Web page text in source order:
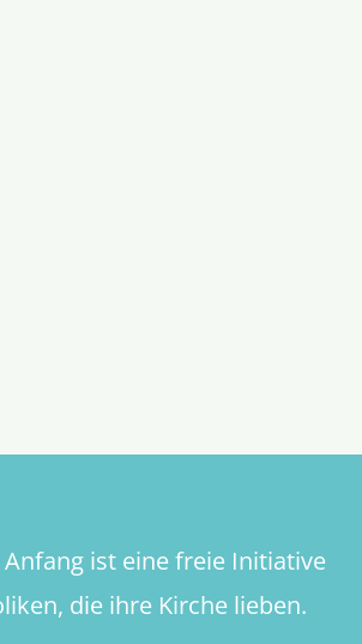
Anfang ist eine freie Initiative
die ihre Kirche lieben.